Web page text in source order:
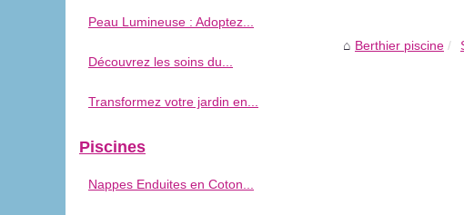
Berthier piscine
Peau Lumineuse : Adoptez...
Découvrez les soins du...
Transformez votre jardin en...
Piscines
Nappes Enduites en Coton...